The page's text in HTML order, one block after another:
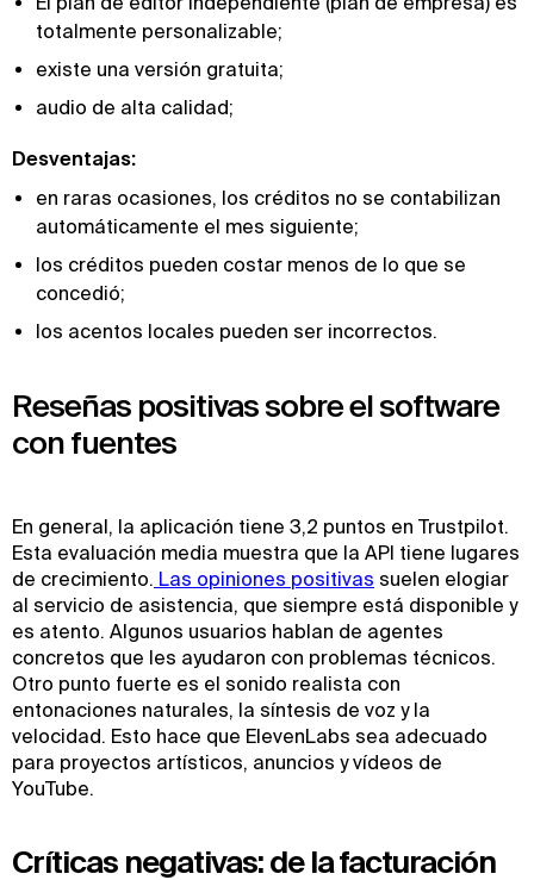
totalmente personalizable;
existe una versión gratuita;
audio de alta calidad;
Desventajas:
en raras ocasiones, los créditos no se contabilizan
automáticamente el mes siguiente;
los créditos pueden costar menos de lo que se
concedió;
los acentos locales pueden ser incorrectos.
Reseñas positivas sobre el software
con fuentes
En general, la aplicación tiene 3,2 puntos en Trustpilot.
Esta evaluación media muestra que la API tiene lugares
de crecimiento. Las opiniones positivas suelen elogiar
al servicio de asistencia, que siempre está disponible y
es atento. Algunos usuarios hablan de agentes
concretos que les ayudaron con problemas técnicos.
Otro punto fuerte es el sonido realista con
entonaciones naturales, la síntesis de voz y la
velocidad. Esto hace que ElevenLabs sea adecuado
para proyectos artísticos, anuncios y vídeos de
YouTube.
Críticas negativas: de la facturación